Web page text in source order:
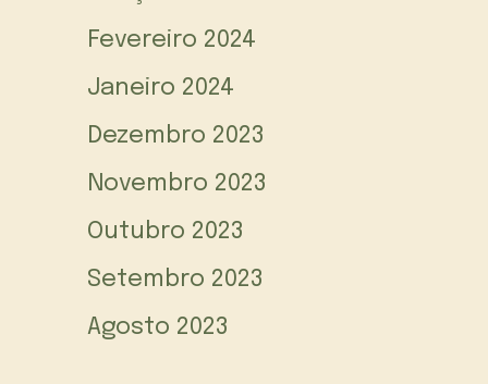
Fevereiro 2024
Janeiro 2024
Dezembro 2023
Novembro 2023
Outubro 2023
Setembro 2023
Agosto 2023